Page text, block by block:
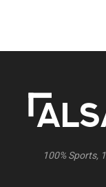
100% Sports,